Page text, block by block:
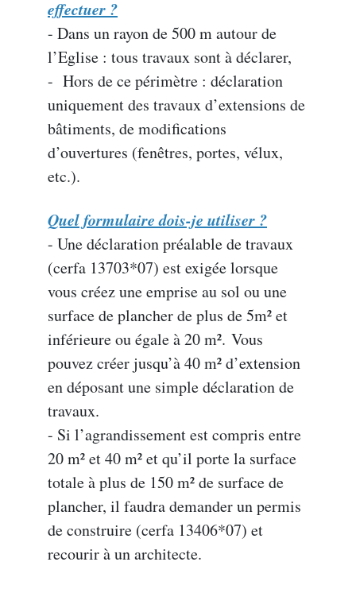
effectuer ?
- Dans un rayon de 500 m autour de
l’Eglise : tous travaux sont à déclarer,
- Hors de ce périmètre : déclaration
uniquement des travaux d’extensions de
bâtiments, de modifications
d’ouvertures (fenêtres, portes, vélux,
etc.).
Quel formulaire dois-je utiliser ?
- Une déclaration préalable de travaux
(cerfa 13703*07) est exigée lorsque
vous créez une emprise au sol ou une
surface de plancher de plus de 5m² et
inférieure ou égale à 20 m². Vous
pouvez créer jusqu’à 40 m² d’extension
en déposant une simple déclaration de
travaux.
- Si l’agrandissement est compris entre
20 m² et 40 m² et qu’il porte la surface
totale à plus de 150 m² de surface de
plancher, il faudra demander un permis
de construire (cerfa 13406*07) et
recourir à un architecte.